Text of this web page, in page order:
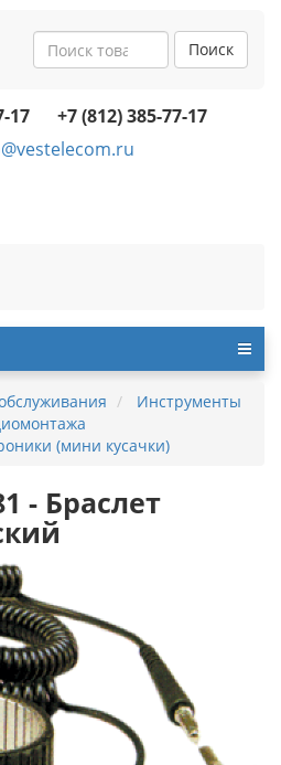
Поиск
17
+7 (812) 385-77-17
Инструменты
(мини кусачки)
- Браслет